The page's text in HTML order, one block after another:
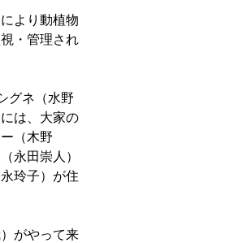
より動植物
・管理され
グネ（水野
は、大家の
（木野
永田崇人）
玲子）が住
がやって来